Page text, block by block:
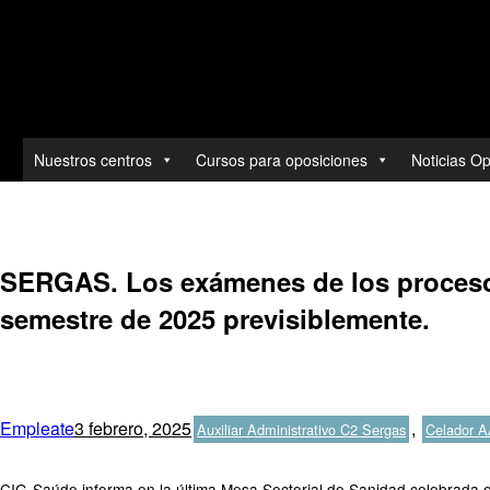
contenido
Nuestros centros Cursos para oposiciones Noticias
SERGAS. Los exámenes de los
semestre de 2025 previsiblemente.
Autor
EmpleatePublicado
3 febrero, 2025Categorías
Auxiliar Administrativo C2 Sergas , Celador